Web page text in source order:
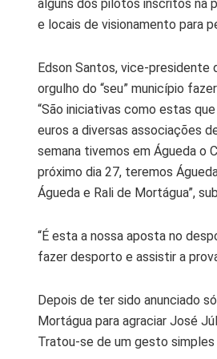
alguns dos pilotos inscritos na
e locais de visionamento para
Edson Santos, vice-presidente
orgulho do “seu” município
“São iniciativas como estas
euros a diversas associações
semana tivemos em Águeda o
próximo dia 27, teremos
Águeda e Rali de Mortágua”,
“É esta a nossa aposta no
fazer desporto e assistir a
Depois de ter sido anunciado
Mortágua para agraciar José
Tratou-se de um gesto